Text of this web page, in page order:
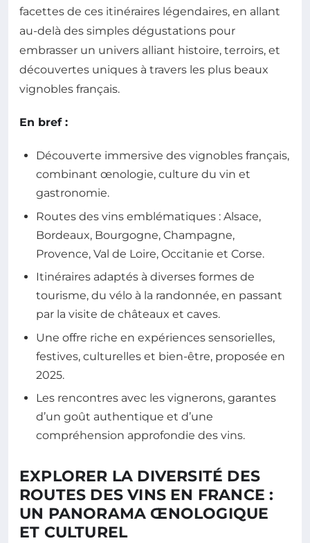
facettes de ces itinéraires légendaires, en allant
au-delà des simples dégustations pour
embrasser un univers alliant histoire, terroirs, et
découvertes uniques à travers les plus beaux
vignobles français.
En bref :
Découverte immersive des vignobles français,
combinant œnologie, culture du vin et
gastronomie.
Routes des vins emblématiques : Alsace,
Bordeaux, Bourgogne, Champagne,
Provence, Val de Loire, Occitanie et Corse.
Itinéraires adaptés à diverses formes de
tourisme, du vélo à la randonnée, en passant
par la visite de châteaux et caves.
Une offre riche en expériences sensorielles,
festives, culturelles et bien-être, proposée en
2025.
Les rencontres avec les vignerons, garantes
d’un goût authentique et d’une
compréhension approfondie des vins.
EXPLORER LA DIVERSITÉ DES
ROUTES DES VINS EN FRANCE :
UN PANORAMA ŒNOLOGIQUE
ET CULTUREL